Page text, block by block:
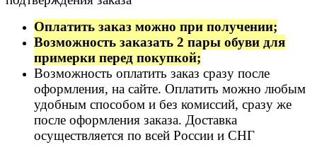
Оплатить заказ можно при получении;
Возможность заказать 2 пары обуви для
примерки перед покупкой;
Возможность оплатить заказ сразу после
оформления, на сайте. Оплатить можно любым
удобным способом и без комиссий, сразу же
после оформления заказа. Доставка
осуществляется по всей России и СНГ